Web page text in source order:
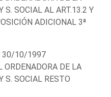
S. SOCIAL AL ART.13.2 Y
ADICIONAL 3ª
30/10/1997
ORDENADORA DE LA
S. SOCIAL RESTO